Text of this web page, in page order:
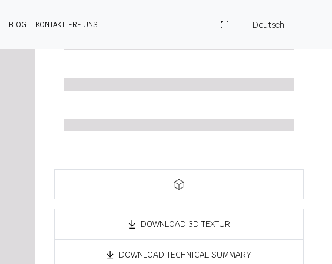
BLOG KONTAKTIERE UNS Deutsch
DOWNLOAD 3D TEXTUR
DOWNLOAD TECHNICAL SUMMARY